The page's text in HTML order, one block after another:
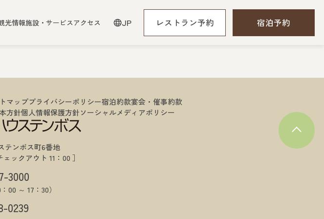
光情報施設・サービスアクセス JP レストラン予約 宿泊予約
マッププライバシーポリシー宿泊約款宴会・催事約款
方針個人情報保護方針ソーシャルメディアポリシー
テンボス町6番地
ックアウト 11：00 ］
3000
00 ～ 17：30）
0239